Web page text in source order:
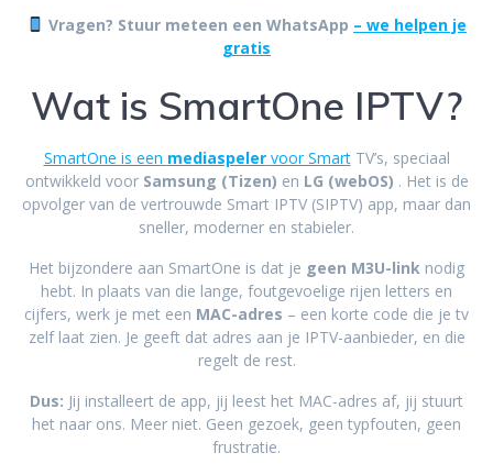
Vragen? Stuur meteen een WhatsApp – we helpen je
gratis
Wat is SmartOne IPTV?
SmartOne is een mediaspelervoor SmartTV’s, speciaal
ontwikkeld voor Samsung (Tizen) en LG (webOS) . Het is de
opvolger van de vertrouwde Smart IPTV (SIPTV) app, maar dan
sneller, moderner en stabieler.
Het bijzondere aan SmartOne is dat je geen M3U-link nodig
hebt. In plaats van die lange, foutgevoelige rijen letters en
cijfers, werk je met een MAC-adres – een korte code die je tv
zelf laat zien. Je geeft dat adres aan je IPTV-aanbieder, en die
regelt de rest.
Dus: Jij installeert de app, jij leest het MAC-adres af, jij stuurt
het naar ons. Meer niet. Geen gezoek, geen typfouten, geen
frustratie.